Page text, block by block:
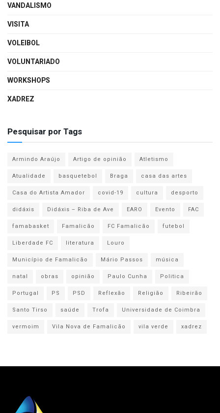
VANDALISMO
VISITA
VOLEIBOL
VOLUNTARIADO
WORKSHOPS
XADREZ
Pesquisar por Tags
Armindo Araújo Artigo de opinião
Atletismo
Atualidade
basquetebol Braga
casa das artes
Casa do Artista Amador
covid-19 cultura
desporto
didáxis
Didáxis – Riba de Ave EARO Evento
FAC
famabasket
Famalicão FC Famalicão
futebol
Liberdade FC
literatura
Louro
Município de Famalicão
Mário Passos
música
natal
obras opinião Paulo Cunha
Politica
Portugal
PS PSD Reflexão Religião
Ribeirão
Santo Tirso
saúde Trofa
Universidade de Coimbra
vermoim
Vila Nova de Famalicão vila verde xadrez